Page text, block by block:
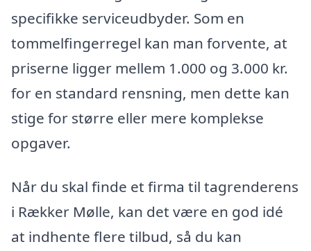
specifikke serviceudbyder. Som en
tommelfingerregel kan man forvente, at
priserne ligger mellem 1.000 og 3.000 kr.
for en standard rensning, men dette kan
stige for større eller mere komplekse
opgaver.
Når du skal finde et firma til tagrenderens
i Rækker Mølle, kan det være en god idé
at indhente flere tilbud, så du kan